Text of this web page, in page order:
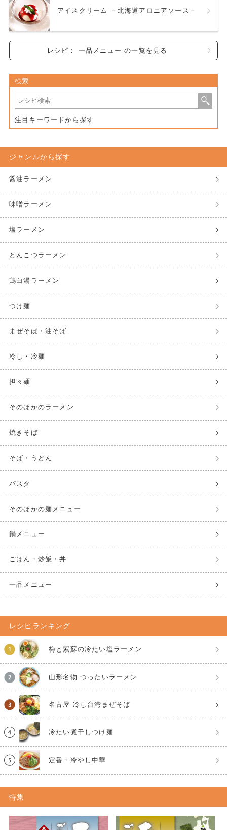
アイスクリーム －北海道アロニアソース－
レシピ： 一品メニュー の一覧を見る
検索
注目キーワードから探す
ジャンルから探す
醤油ラーメン
味噌ラーメン
塩ラーメン
とんこつラーメン
鶏白湯ラーメン
つけ麺
まぜそば・油そば
冷し・冷麺
担々麺
そのほかのラーメン
焼きそば
そば・うどん
パスタ
そのほかの麺メニュー
鍋メニュー
ごはん・炒飯・丼
一品メニュー
レシピランキング
梅と紫蘇の冷たい塩ラーメン
山形名物 つったいラーメン
名古屋 冷し台湾まぜそば
冷たい煮干しつけ麺
定番・冷やし中華
特集